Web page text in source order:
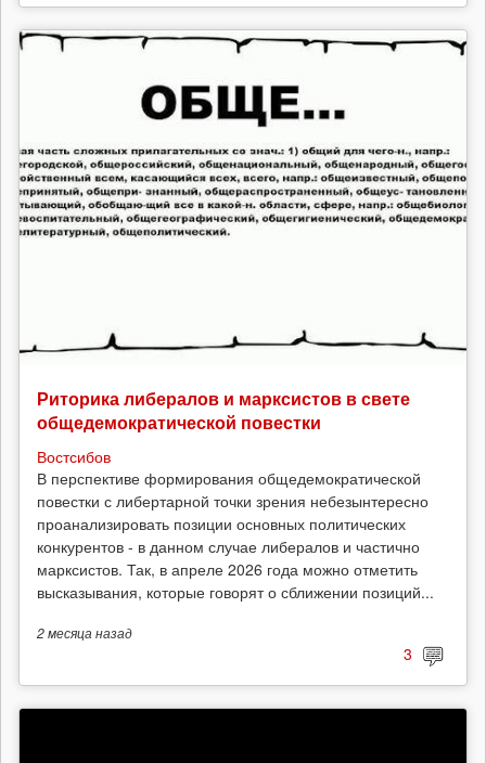
Риторика либералов и марксистов в свете
общедемократической повестки
Востсибов
В перспективе формирования общедемократической
повестки с либертарной точки зрения небезынтересно
проанализировать позиции основных политических
конкурентов - в данном случае либералов и частично
марксистов. Так, в апреле 2026 года можно отметить
высказывания, которые говорят о сближении позиций...
2 месяцаназад
3